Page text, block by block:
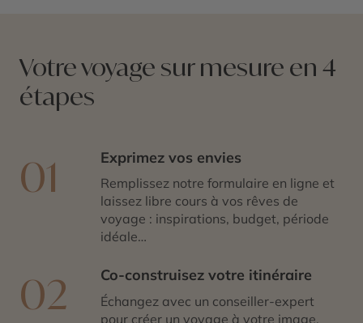
Votre voyage sur mesure en 4
étapes
01 Exprimez vos envies
Remplissez notre formulaire en ligne et
laissez libre cours à vos rêves de
voyage : inspirations, budget, période
idéale…
02 Co-construisez votre itinéraire
Échangez avec un conseiller-expert
pour créer un voyage à votre image,